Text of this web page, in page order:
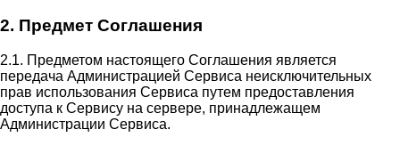
2. Предмет Соглашения
2.1. Предметом настоящего Соглашения является
передача Администрацией Сервиса неисключительных
прав использования Сервиса путем предоставления
доступа к Сервису на сервере, принадлежащем
Администрации Сервиса.